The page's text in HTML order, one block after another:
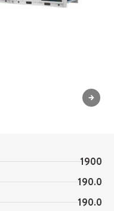
→
1900
190.0
190.0